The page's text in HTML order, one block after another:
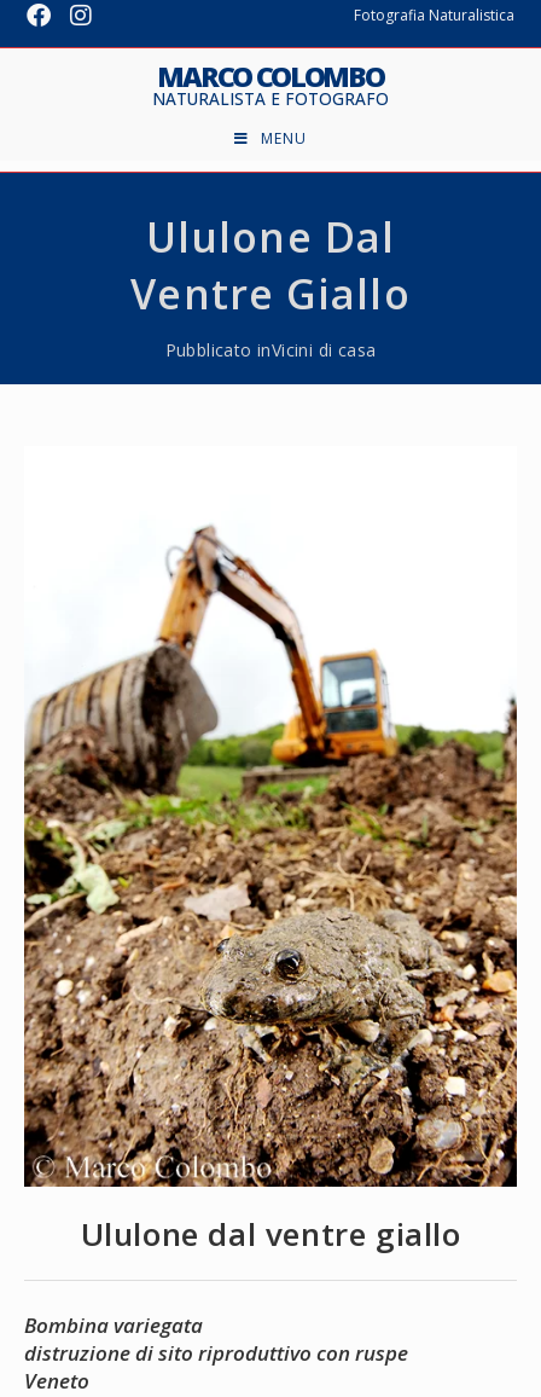
Fotografia Naturalistica
MARCO COLOMBO
NATURALISTA E FOTOGRAFO
MENU
Ululone Dal
Ventre Giallo
Pubblicato inVicini di casa
Ululone dal ventre giallo
Bombina variegata
distruzione di sito riproduttivo con ruspe
Veneto